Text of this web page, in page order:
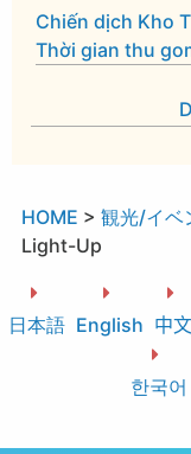
Chiến dịch Kho
Thời gian thu
HOME > 観光/イベ
Light-Up
日本語 English 中文
한국어